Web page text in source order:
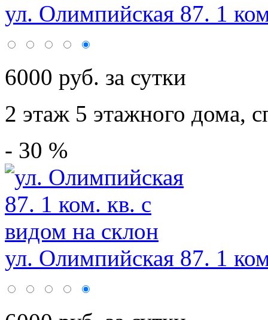
ул. Олимпийская 87. 1
6000 руб. за сутки
2 этаж 5 этажного дома,
- 30 %
ул. Олимпийская 87. 1